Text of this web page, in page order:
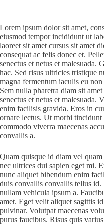
Lorem ipsum dolor sit amet,
eiusmod tempor incididunt ut
laoreet sit amet cursus sit amet
consequat ac felis donec et.
senectus et netus et malesuada.
hac. Sed risus ultricies tristique
magna fermentum iaculis eu
Sem nulla pharetra diam sit
senectus et netus et malesuada.
enim facilisis gravida. Eros in
ornare lectus. Ut morbi
commodo viverra maecenas
convallis a.
Quam quisque id diam vel
nec ultrices dui sapien eget mi.
nunc aliquet bibendum enim
duis convallis convallis tellus
nullam vehicula ipsum a.
amet. Eget velit aliquet sagittis
pulvinar. Volutpat maecenas
purus faucibus. Risus quis